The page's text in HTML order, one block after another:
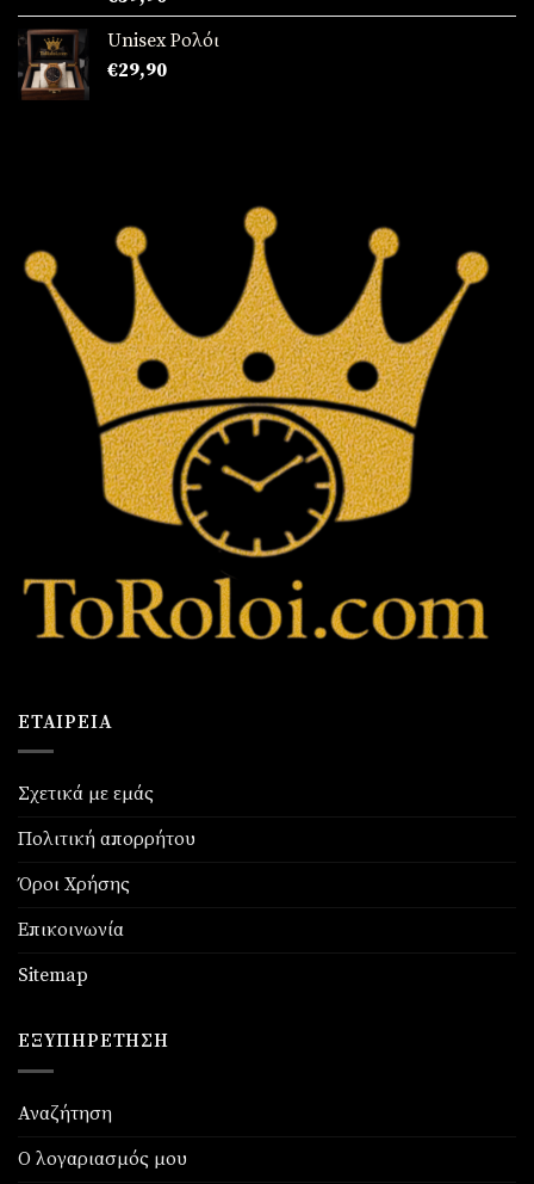
με5.00
από 5
Unisex Ρολόι
€29,90
ΕΤΑΙΡΕΊΑ
Σχετικά με εμάς
Πολιτική απορρήτου
Όροι Χρήσης
Επικοινωνία
Sitemap
ΕΞΥΠΗΡΈΤΗΣΗ
Αναζήτηση
Ο λογαριασμός μου